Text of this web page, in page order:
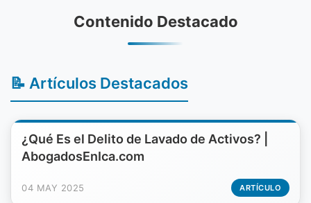
Contenido Destacado
📝 Artículos Destacados
¿Qué Es el Delito de Lavado de Activos? |
AbogadosEnIca.com
04 MAY 2025 ARTÍCULO